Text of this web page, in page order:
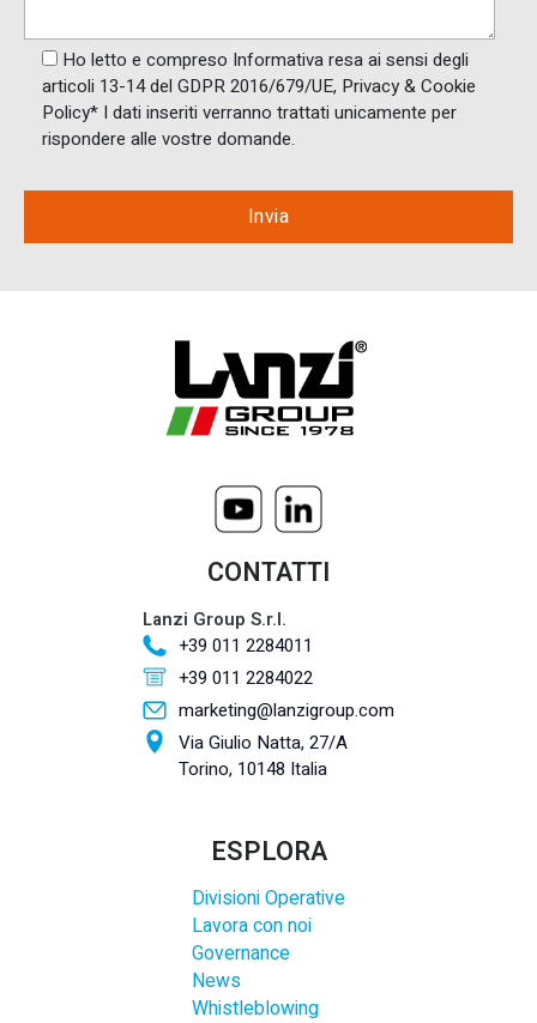
Ho letto e compreso Informativa resa ai ​sensi degli
articoli 13-14 del GDPR 2016/679/UE, Privacy & Cookie
Policy* I dati inseriti verranno trattati unicamente per
rispondere alle vostre domande.
CONTATTI
Lanzi Group S.r.l.
+39 011 2284011
+39 011 2284022
marketing@lanzigroup.com
Via Giulio Natta, 27/A
Torino, 10148 Italia
ESPLORA
Divisioni Operative
Lavora con noi
Governance
News
Whistleblowing